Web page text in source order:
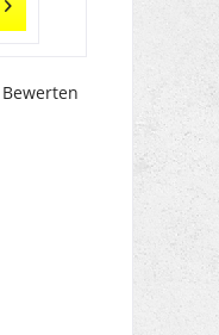
Bewerten